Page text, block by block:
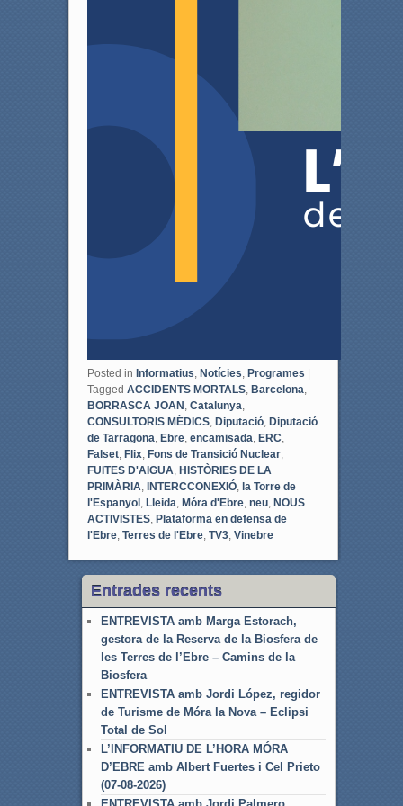
Posted in Informatius, Notícies, Programes
Tagged ACCIDENTS MORTALS, Barcelona,
BORRASCA JOAN , Catalunya,
CONSULTORIS MÈDICS, Diputació, Diputació
de Tarragona, Ebre, encamisada, ERC,
Falset, Flix, Fons de Transició Nuclear,
FUITES D'AIGUA, HISTÒRIES DE LA
PRIMÀRIA, INTERCCONEXIÓ, la Torre de
l'Espanyol , Lleida, Móra d'Ebre, neu, NOUS
ACTIVISTES, Plataforma en defensa de
l'Ebre, Terres de l'Ebre, TV3, Vinebre
Entrades recents
ENTREVISTA amb Marga Estorach,
gestora de la Reserva de la Biosfera de
les Terres de l’Ebre – Camins de la
Biosfera
ENTREVISTA amb Jordi López, regidor
de Turisme de Móra la Nova – Eclipsi
Total de Sol
L’INFORMATIU DE L’HORA MÓRA
D’EBRE amb Albert Fuertes i Cel Prieto
(07-08-2026)